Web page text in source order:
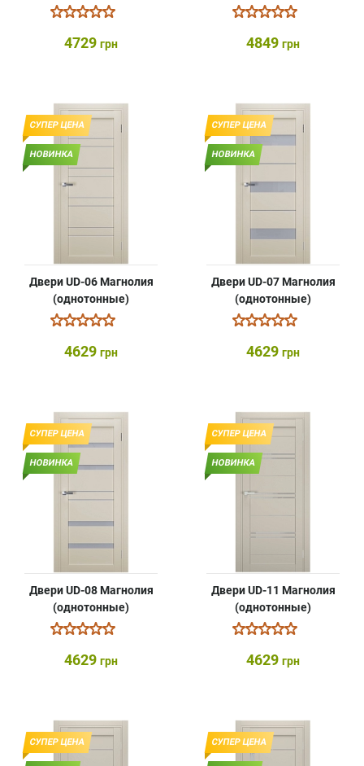
4729 грн 4849 грн
СУПЕР ЦЕНА
НОВИНКА
Двери UD-06 Магнолия
(однотонные)
4629 грн
СУПЕР ЦЕНА
НОВИНКА
Двери UD-07 Магнолия
(однотонные)
4629 грн
СУПЕР ЦЕНА
НОВИНКА
Двери UD-08 Магнолия
(однотонные)
4629 грн
СУПЕР ЦЕНА
НОВИНКА
Двери UD-11 Магнолия
(однотонные)
4629 грн
СУПЕР ЦЕНА СУПЕР ЦЕНА